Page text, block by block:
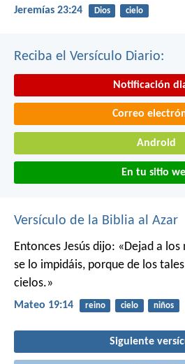
Jeremías 23:24 Dios cielo
Reciba el Versículo Diario:
Notificación
Correo
Android
En tu sitio
Versículo de la Biblia al Azar
Entonces Jesús dijo: «Dejad a
se lo impidáis, porque de los
cielos.»
Mateo 19:14 reino cielo niños
Siguiente